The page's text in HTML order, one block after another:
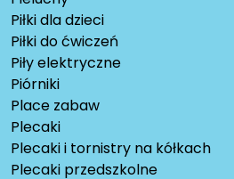
Piłki dla dzieci
Piłki do ćwiczeń
Piły elektryczne
Piórniki
Place zabaw
Plecaki
Plecaki i tornistry na kółkach
Plecaki przedszkolne